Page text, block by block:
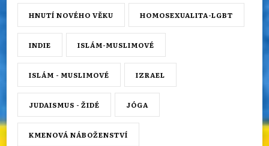
HNUTÍ NOVÉHO VĚKU HOMOSEXUALITA-LGBT
INDIE ISLÁM-MUSLIMOVÉ
ISLÁM - MUSLIMOVÉ IZRAEL
JUDAISMUS - ŽIDÉ JÓGA
KMENOVÁ NÁBOŽENSTVÍ